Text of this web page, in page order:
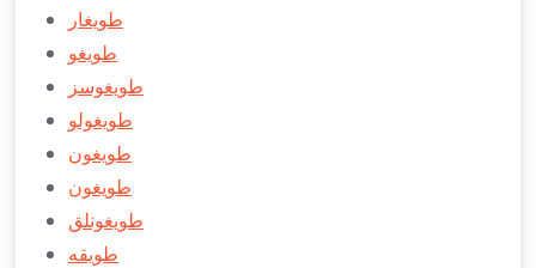
طویغار
طویغو
طويغوسز
طویغولو
طویغون
طويغون
طویغونلق
طويقه